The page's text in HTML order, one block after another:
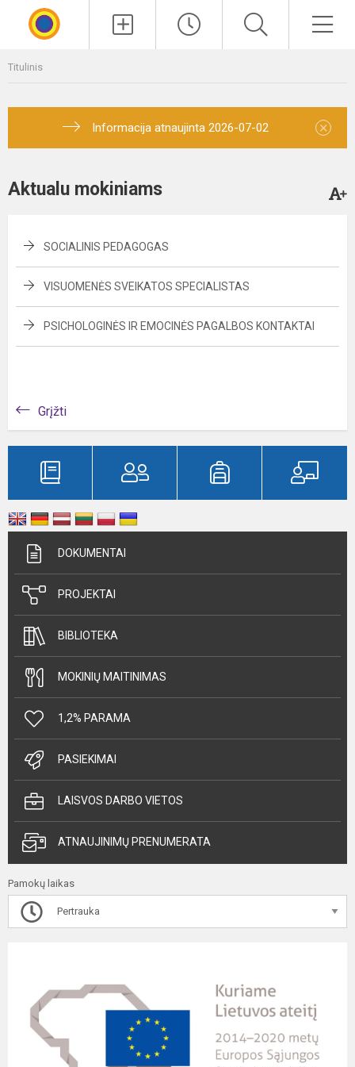
Titulinis
Informacija atnaujinta 2026-07-02 ×
Aktualu mokiniams
SOCIALINIS PEDAGOGAS
VISUOMENĖS SVEIKATOS SPECIALISTAS
PSICHOLOGINĖS IR EMOCINĖS PAGALBOS KONTAKTAI
Grįžti
DOKUMENTAI
PROJEKTAI
BIBLIOTEKA
MOKINIŲ MAITINIMAS
1,2% PARAMA
PASIEKIMAI
LAISVOS DARBO VIETOS
ATNAUJINIMŲ PRENUMERATA
Pamokų laikas
Pertrauka